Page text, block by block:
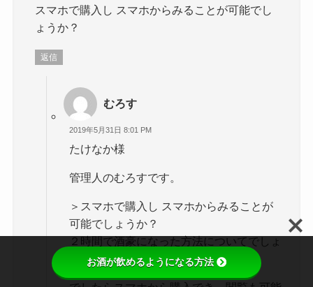
スマホで購入し スマホからみることが可能でし
ょうか？
返信
むろす
2019年5月31日 8:01 PM
たけなか様
管理人のむろすです。
＞スマホで購入し スマホからみることが
可能でしょうか？
２時間で酒豪になった方法についてでしょ
うか？
お酒が飲めるようになる方法